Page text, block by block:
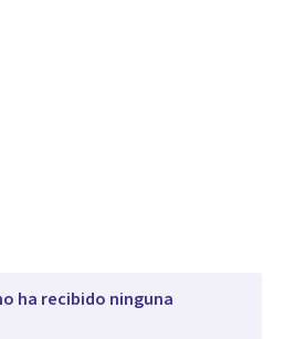
ha recibido ninguna